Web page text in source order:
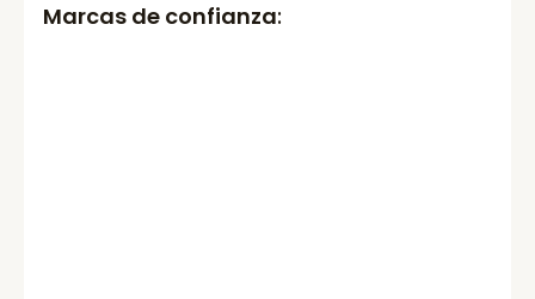
Marcas de confianza: